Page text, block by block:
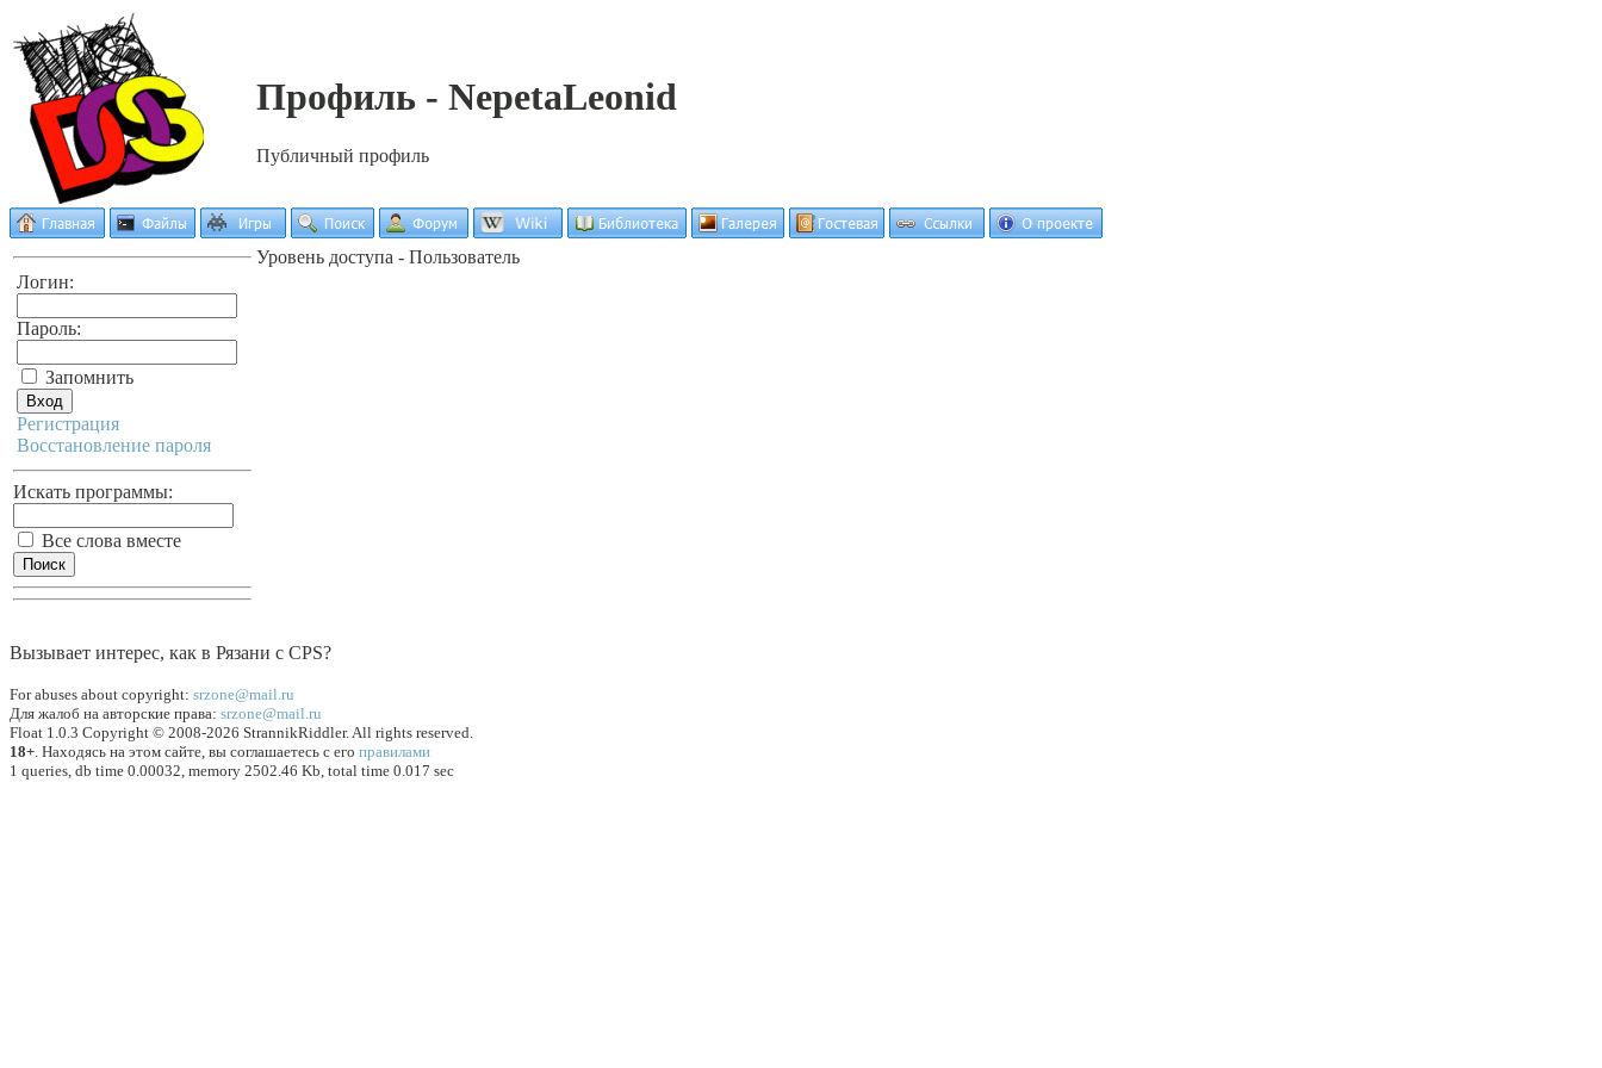
Профиль - NepetaLeonid
Публичный профиль
Логин:
Пароль:
Запомнить
Регистрация
Восстановление пароля
Искать программы:
Все слова вместе
Уровень доступа - Пользователь
Вызывает интеpес, как в Рязани с CPS?
For abuses about copyright: srzone@mail.ru
Для жалоб на авторские права: srzone@mail.ru
Float 1.0.3 Copyright © 2008-2026 StrannikRiddler. All rights reserved.
18+. Находясь на этом сайте, вы соглашаетесь с его правилами
1 queries, db time 0.00032, memory 2502.46 Kb, total time 0.017 sec